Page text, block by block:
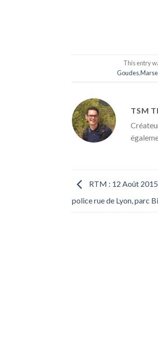
This entry
Goudes,
TSM
RTM : 12 Août
police rue de Lyon, parc